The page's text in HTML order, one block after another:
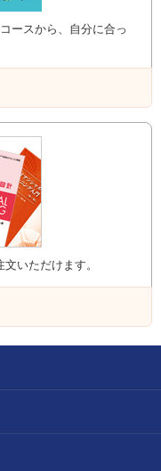
ースから、自分に合っ
いただけます。